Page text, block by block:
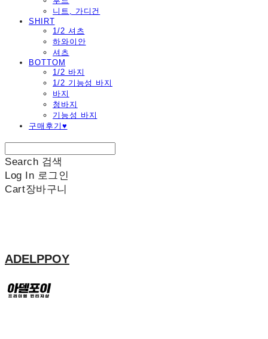
니트, 가디건
SHIRT
1/2 셔츠
하와이안
셔츠
BOTTOM
1/2 바지
1/2 기능성 바지
바지
청바지
기능성 바지
구매후기♥
Search 검색
Log In 로그인
Cart장바구니
ADELPPOY